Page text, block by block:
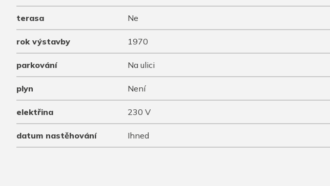
terasa Ne
rok výstavby 1970
parkování Na ulici
plyn Není
elektřina 230 V
datum nastěhování Ihned